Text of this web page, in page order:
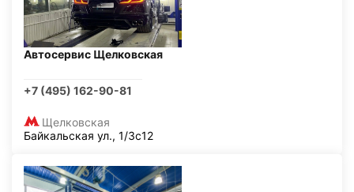
Автосервис Щелковская
+7 (495) 162-90-81
Щелковская
Байкальская ул., 1/3с12